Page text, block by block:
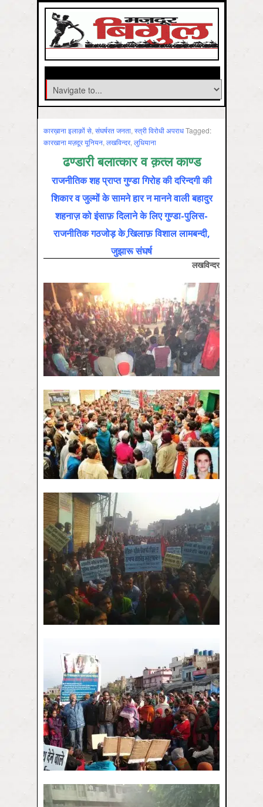
कारख़ाना इलाक़ों से, संघर्षरत जनता, स्‍त्री विरोधी अपराधTagged:
कारखाना मज़दूर यूनियन, लखविन्‍दर, लुधियाना
ढण्डारी बलात्कार व क़त्ल काण्ड
राजनीतिक शह प्राप्त गुण्डा गिरोह की दरिन्दगी की
शिकार व जुल्मों के सामने हार न मानने वाली बहादुर
शहनाज़ को इंसाफ़ दिलाने के लिए गुण्डा-पुलिस-
राजनीतिक गठजोड़ के खि़लाफ़ विशाल लामबन्दी,
जुझारू संघर्ष
लखविन्दर